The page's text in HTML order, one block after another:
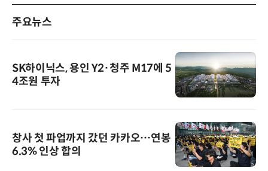
주요뉴스
SK하이닉스, 용인 Y2·청주 M17에 5
4조원 투자
창사 첫 파업까지 갔던 카카오…연봉
6.3% 인상 합의